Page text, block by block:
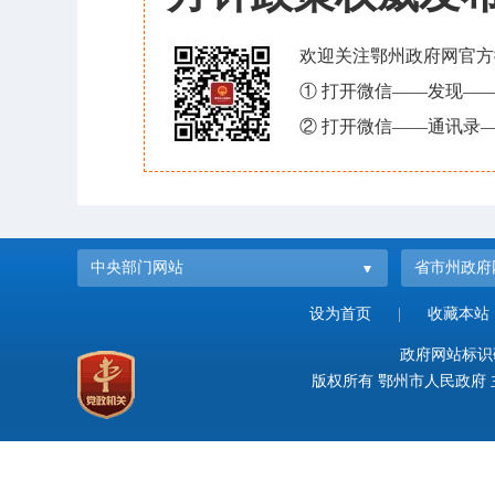
欢迎关注鄂州政府网官
① 打开微信——发现——
② 打开微信——通讯录
中央部门网站 省市州政府
设为首页 收藏本站
政府网站标
版权所有 鄂州市人民政府